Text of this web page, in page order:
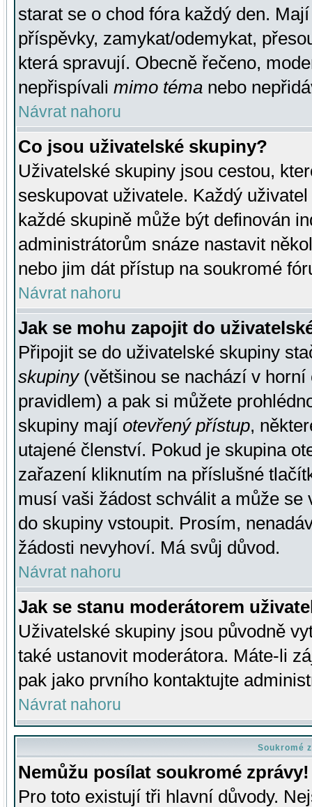
starat se o chod fóra každý den.
příspěvky, zamykat/odemykat,
která spravují. Obecně řečeno,
nepřispívali mimo téma nebo
Návrat nahoru
Co jsou uživatelské skupiny?
Uživatelské skupiny jsou cestou,
seskupovat uživatele. Každý
každé skupině může být definován
administrátorům snáze nastavit
nebo jim dát přístup na soukromé
Návrat nahoru
Jak se mohu zapojit do
Připojit se do uživatelské skupiny
skupiny(většinou se nachází v horní
pravidlem) a pak si můžete
skupiny mají otevřený přístup,
utajené členství. Pokud je skupina
zařazení kliknutím na příslušné
musí vaši žádost schválit a může se
do skupiny vstoupit. Prosím,
žádosti nevyhoví. Má svůj důvod.
Návrat nahoru
Jak se stanu moderátorem
Uživatelské skupiny jsou původně
také ustanovit moderátora. Máte-li
pak jako prvního kontaktujte
Návrat nahoru
Soukromé
Nemůžu posílat soukromé zprávy!
Pro toto existují tři hlavní důvody.